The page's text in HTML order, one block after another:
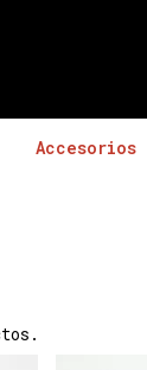
Accesorios